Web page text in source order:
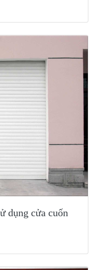
dụng cửa cuốn